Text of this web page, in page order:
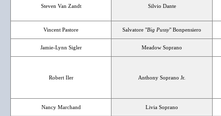
Steven Van Zandt Silvio Dante
Vincent Pastore Salvatore "Big Pussy" Bonpensiero
Jamie-Lynn Sigler Meadow Soprano
Robert Iler Anthony Soprano Jr.
Nancy Marchand Livia Soprano